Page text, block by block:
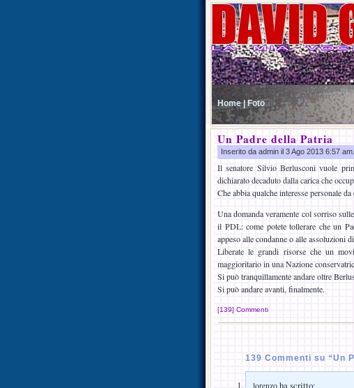
Home | Foto
Un Padre della Patria
Inserito da admin il 3 Ago 2013 6:57
Il senatore Silvio Berlusconi vuole
dichiarato decaduto dalla carica che
Che abbia qualche interesse personale
Una domanda veramente col sorriso
il PDL: come potete tollerare che un
appeso alle condanne o alle assoluzioni
Liberate le grandi risorse che un
maggioritario in una Nazione
Si può tranquillamente andare oltre
Si può andare avanti, finalmente.
[139] Commenti
139 Commenti su “Un
lorenzo ha scritto: